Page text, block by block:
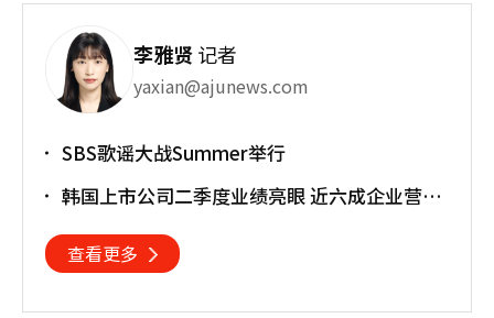
李雅贤记者
yaxian@ajunews.com
SBS歌谣大战Summer举行
韩国上市公司二季度业绩亮眼 近六成企业营业
查看更多